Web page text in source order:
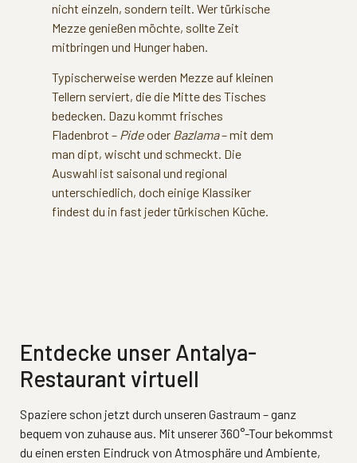
nicht einzeln, sondern teilt. Wer türkische
Mezze genießen möchte, sollte Zeit
mitbringen und Hunger haben.
Typischerweise werden Mezze auf kleinen
Tellern serviert, die die Mitte des Tisches
bedecken. Dazu kommt frisches
Fladenbrot – Pideoder Bazlama– mit dem
man dipt, wischt und schmeckt. Die
Auswahl ist saisonal und regional
unterschiedlich, doch einige Klassiker
findest du in fast jeder türkischen Küche.
Entdecke unser Antalya-
Restaurant virtuell
Spaziere schon jetzt durch unseren Gastraum – ganz
bequem von zuhause aus. Mit unserer 360°-Tour bekommst
du einen ersten Eindruck von Atmosphäre und Ambiente,